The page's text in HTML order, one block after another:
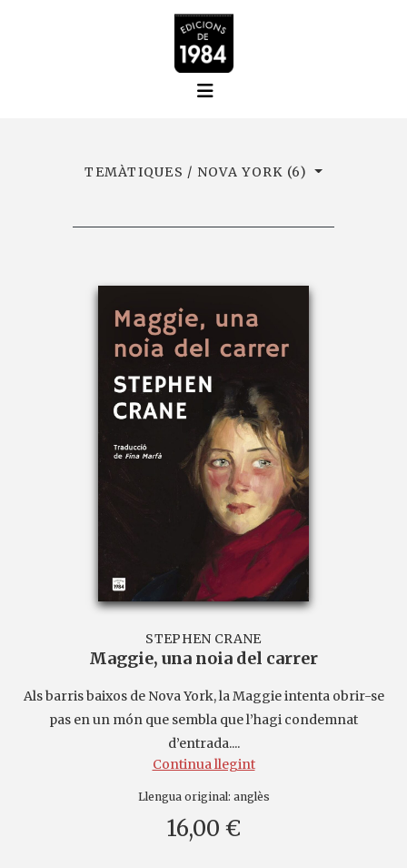
TEMÀTIQUES / NOVA YORK (6)
STEPHEN CRANE
Maggie, una noia del carrer
Als barris baixos de Nova York, la Maggie intenta obrir-se
pas en un món que sembla que l’hagi condemnat
d’entrada....
Continua llegint
Llengua original: anglès
16,00 €